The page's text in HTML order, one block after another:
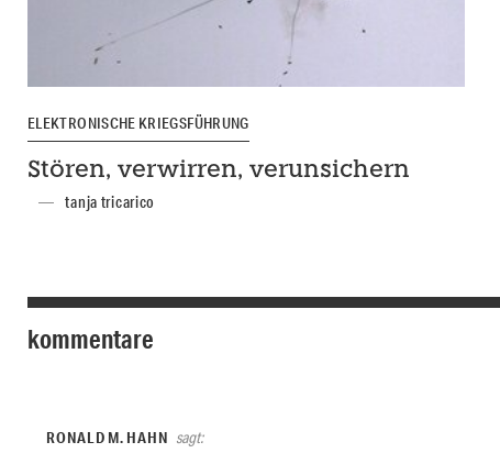
ELEKTRONISCHE KRIEGSFÜHRUNG
Stören, verwirren, verunsichern
tanja tricarico
kommentare
RONALD M. HAHN sagt: